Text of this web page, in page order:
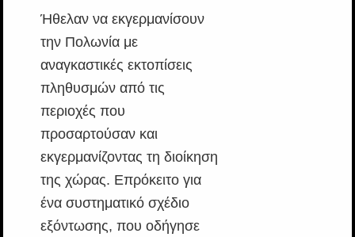
Ήθελαν να εκγερμανίσουν
την Πολωνία με
αναγκαστικές εκτοπίσεις
πληθυσμών από τις
περιοχές που
προσαρτούσαν και
εκγερμανίζοντας τη διοίκηση
της χώρας. Eπρόκειτο για
ένα συστηματικό σχέδιο
εξόντωσης, που οδήγησε